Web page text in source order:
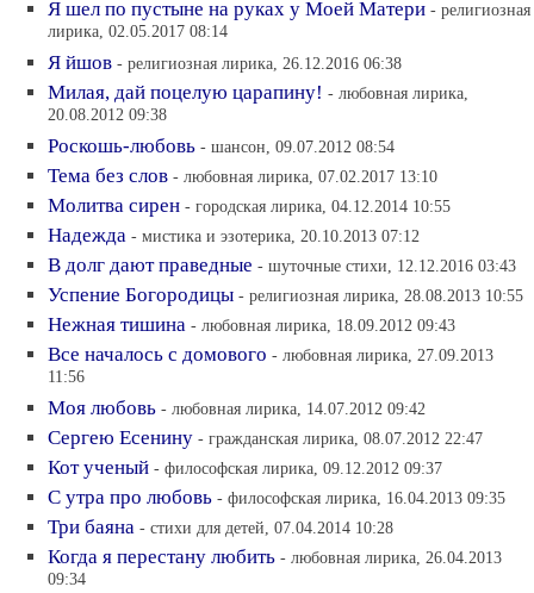
Я шел по пустыне на руках у Моей Матери - религиозная
лирика, 02.05.2017 08:14
Я йшов - религиозная лирика, 26.12.2016 06:38
Милая, дай поцелую царапину! - любовная лирика,
20.08.2012 09:38
Роскошь-любовь - шансон, 09.07.2012 08:54
Тема без слов - любовная лирика, 07.02.2017 13:10
Молитва сирен - городская лирика, 04.12.2014 10:55
Надежда - мистика и эзотерика, 20.10.2013 07:12
В долг дают праведные - шуточные стихи, 12.12.2016 03:43
Успение Богородицы - религиозная лирика, 28.08.2013 10:55
Нежная тишина - любовная лирика, 18.09.2012 09:43
Все началось с домового - любовная лирика, 27.09.2013
11:56
Моя любовь - любовная лирика, 14.07.2012 09:42
Сергею Есенину - гражданская лирика, 08.07.2012 22:47
Кот ученый - философская лирика, 09.12.2012 09:37
С утра про любовь - философская лирика, 16.04.2013 09:35
Три баяна - стихи для детей, 07.04.2014 10:28
Когда я перестану любить - любовная лирика, 26.04.2013
09:34